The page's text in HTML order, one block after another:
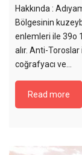
Hakkında :
Bölgesinin
enlemleri ile 39o
alır. Anti-Toroslar
coğrafyacı ve…
Read more